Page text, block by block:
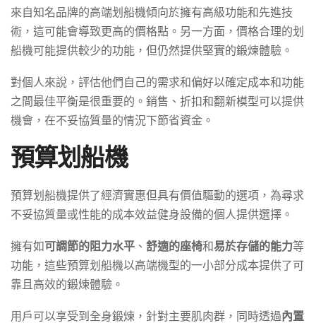
來自知名品牌的高端划船機傾向於擁有高級功能和先進技
術，這可能會導致更高的價格點。另一方面，價格合理的划
船機可能提供較少的功能，但仍然提供堅實的鍛煉體驗。
對個人來說，評估他們自己的需求和偏好以確定成本和功能
之間最佳平衡是很重要的。銷售、折扣和翻新模型可以提供
機會，在不妥協質量的情況下節省資金。
預算划船機
預算划船機提供了經濟實惠但具有價值驅動的選項，為尋求
不妥協質量或性能的成本效益健身設備的個人提供選擇。
擁有如可調節的阻力水平 、 舒適的座椅和易於存儲的能力等
功能，這些預算划船機以高端機型的一小部分成本提供了可
靠且高效的鍛煉體驗。
用戶可以享受到全身鍛煉，針對主要肌肉群，同時透過內置